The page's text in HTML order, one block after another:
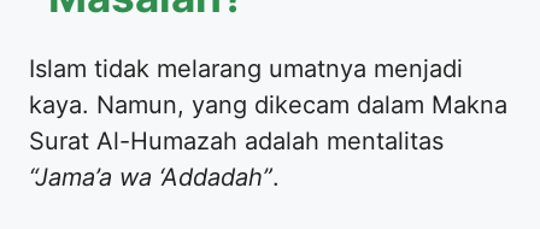
Islam tidak melarang umatnya menjadi
kaya. Namun, yang dikecam dalam Makna
Surat Al-Humazah adalah mentalitas
“Jama’a wa ‘Addadah”.